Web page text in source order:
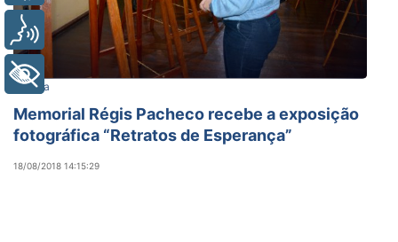
Cultura
Memorial Régis Pacheco recebe a exposição
fotográfica “Retratos de Esperança”
18/08/2018 14:15:29
Voz
+ Acessibilidade